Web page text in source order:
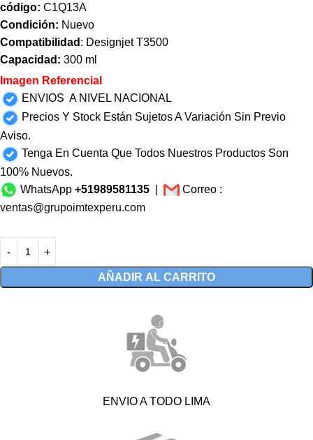
código: C1Q13A
Condición: Nuevo
Compatibilidad : Designjet T3500
Capacidad: 300 ml
Imagen Referencial
ENVIOS A NIVEL NACIONAL
Precios Y Stock Están Sujetos A Variación Sin Previo
Aviso.
Tenga En Cuenta Que Todos Nuestros Productos Son
100% Nuevos.
WhatsApp +51989581135
Correo :
ventas@grupoimtexperu.com
AÑADIR AL CARRITO
ENVIO A TODO LIMA